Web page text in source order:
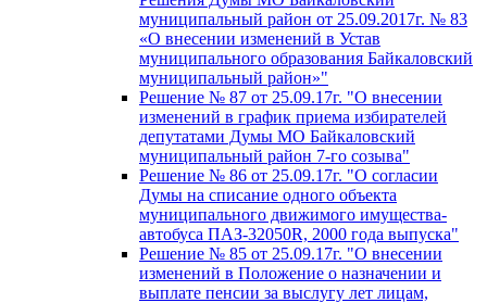
муниципальный район от 25.09.2017г. № 83
«О внесении изменений в Устав
муниципального образования Байкаловский
муниципальный район»"
Решение № 87 от 25.09.17г. "О внесении
изменений в график приема избирателей
депутатами Думы МО Байкаловский
муниципальный район 7-го созыва"
Решение № 86 от 25.09.17г. "О согласии
Думы на списание одного объекта
муниципального движимого имущества-
автобуса ПАЗ-32050R, 2000 года выпуска"
Решение № 85 от 25.09.17г. "О внесении
изменений в Положение о назначении и
выплате пенсии за выслугу лет лицам,